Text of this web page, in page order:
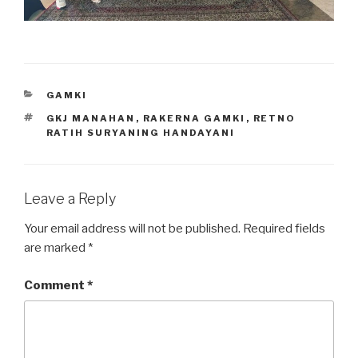
CATEGORIES
GAMKI
TAGS
GKJ MANAHAN , RAKERNA GAMKI , RETNO
RATIH SURYANING HANDAYANI
Leave a Reply
Your email address will not be published. Required fields
are marked *
Comment *